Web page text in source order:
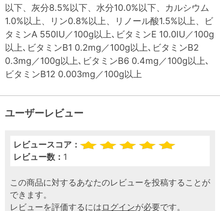
以下、灰分8.5%以下、水分10.0%以下、カルシウム
1.0%以上、リン0.8%以上、リノール酸1.5%以上、ビ
タミンA 550IU／100g以上､ビタミンE 10.0IU／100g
以上､ビタミンB1 0.2mg／100g以上､ビタミンB2
0.3mg／100g以上､ビタミンB6 0.4mg／100g以上､
ビタミンB12 0.003mg／100g以上
ユーザーレビュー
レビュースコア：
レビュー数： 1
この商品に対するあなたのレビューを投稿することが
できます。
レビューを評価するには ログインが必要です。